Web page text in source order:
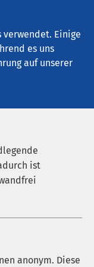
verwendet. Einige
es uns
auf unserer
ist
anonym. Diese